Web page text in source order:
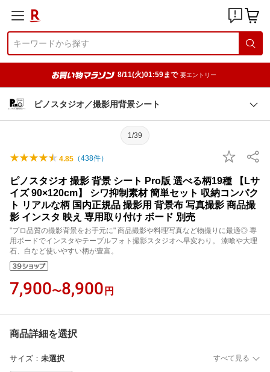
8/11(火)01:59まで 要エントリー
ピノスタジオ／撮影用背景シート
1/39
4.85 （438件）
ピノスタジオ 撮影 背景 シート Pro版 選べる柄19種 【Lサ
イズ 90×120cm】 シワ抑制素材 簡単セット 収納コンパク
ト リアルな柄 国内正規品 撮影用 背景布 写真撮影 商品撮
影 インスタ 映え 専用取り付け ボード 別売
"プロ品質の撮影背景をお手元に" 商品撮影や料理写真など物撮りに最適◎ 専
用ボードでインスタやテーブルフォト撮影スタジオへ早変わり。 漆喰や大理
石、白など使いやすい柄が豊富。
7,900〜8,900 円
商品詳細を選択
サイズ ： 未選択 すべて見る